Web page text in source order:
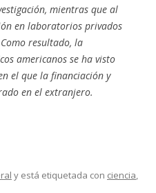
mientras que al
en laboratorios privados
resultado, la
americanos se ha visto
el que la financiación y
en el extranjero.
y está etiquetada con ciencia,